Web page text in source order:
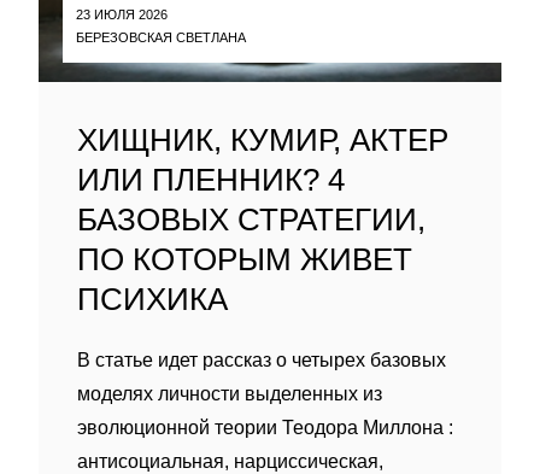
23 ИЮЛЯ 2026
БЕРЕЗОВСКАЯ СВЕТЛАНА
ХИЩНИК, КУМИР, АКТЕР
ИЛИ ПЛЕННИК? 4
БАЗОВЫХ СТРАТЕГИИ,
ПО КОТОРЫМ ЖИВЕТ
ПСИХИКА
В статье идет рассказ о четырех базовых
моделях личности выделенных из
эволюционной теории Теодора Миллона :
антисоциальная, нарциссическая,